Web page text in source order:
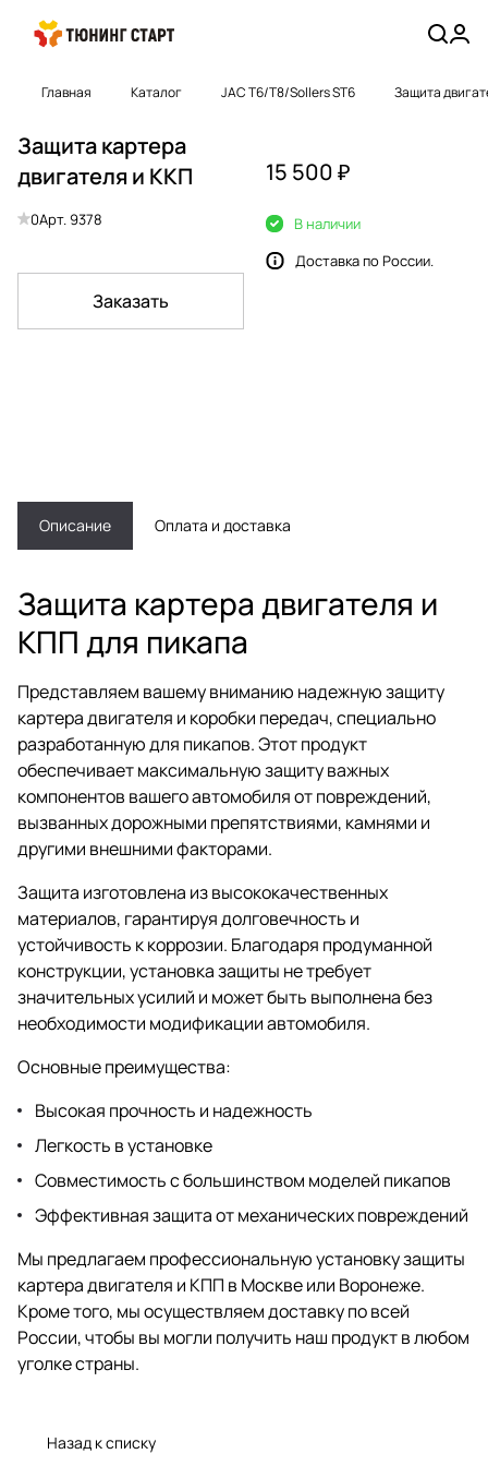
Главная Каталог JAC T6/T8/Sollers ST6 Защита
Защита картера
двигателя и ККП
0Арт.9378
Заказать
15 500 ₽
В наличии
Доставка по России.
Описание Оплата и доставка
Защита картера двигателя и
КПП для пикапа
Представляем вашему вниманию надежную защиту
картера двигателя и коробки передач, специально
разработанную для пикапов. Этот продукт
обеспечивает максимальную защиту важных
компонентов вашего автомобиля от повреждений,
вызванных дорожными препятствиями, камнями и
другими внешними факторами.
Защита изготовлена из высококачественных
материалов, гарантируя долговечность и
устойчивость к коррозии. Благодаря продуманной
конструкции, установка защиты не требует
значительных усилий и может быть выполнена без
необходимости модификации автомобиля.
Основные преимущества:
Высокая прочность и надежность
Легкость в установке
Совместимость с большинством моделей пикапов
Эффективная защита от механических повреждений
Мы предлагаем профессиональную установку защиты
картера двигателя и КПП в Москве или Воронеже.
Кроме того, мы осуществляем доставку по всей
России, чтобы вы могли получить наш продукт в любом
уголке страны.
Назад к списку